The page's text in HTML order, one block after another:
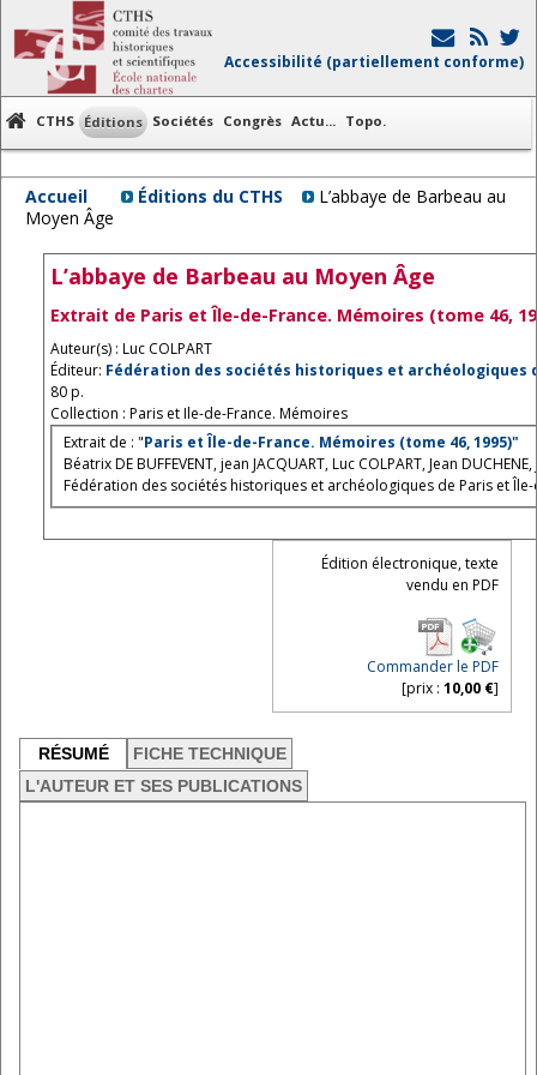
Accessibilité (partiellement conforme)
CTHS Éditions Sociétés Congrès Actu... Topo.
Accueil Éditions du CTHS
L’abbaye de Barbeau au
Moyen Âge
L’abbaye de Barbeau au Moyen Âge
Extrait de Paris et Île-de-France. Mémoires (tome 46,
Auteur(s) : Luc COLPART
Éditeur: Fédération des sociétés historiques et archéologiques
80 p.
Collection : Paris et Ile-de-France. Mémoires
Extrait de : "Paris et Île-de-France. Mémoires (tome 46, 1995)"
Béatrix DE BUFFEVENT, jean JACQUART, Luc COLPART, Jean
Fédération des sociétés historiques et archéologiques de Paris et Île-
Édition électronique, texte
vendu en PDF
Commander le PDF
[prix : 10,00 €]
RÉSUMÉ
FICHE TECHNIQUE
L'AUTEUR ET SES PUBLICATIONS